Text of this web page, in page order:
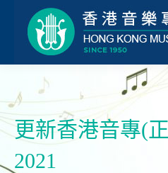
更新香港音專(
2021